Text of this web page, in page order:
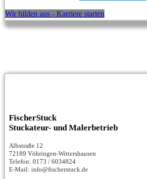
Wir bilden aus - Karriere starten
FischerStuck
Stuckateur- und Malerbetrieb
Albstraße 12
72189 Vöhringen-Wittershausen
Telefon: 0173 / 6034824
E-Mail: info@fischerstuck.de